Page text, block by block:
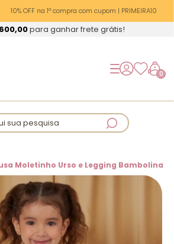
10% OFF na 1ª compra com cupom | PRIMEIRA10
para ganhar frete grátis!
0
sua pesquisa
Moletinho Urso e Legging Bambolina